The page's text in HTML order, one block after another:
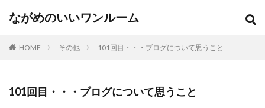
ながめのいいワンルーム
HOME その他 101回目・・・ブログについて思うこと
101回目・・・ブログについて思うこと